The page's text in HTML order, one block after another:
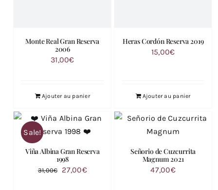
Monte Real Gran Reserva
2006
31,00€
Ajouter au panier
Heras Cordón Reserva 2019
15,00€
Ajouter au panier
Sale!
Viña Albina Gran Reserva
1998
31,00€
Le
27,00€Le
Señorio de Cuzcurrita
Magnum 2021
47,00€